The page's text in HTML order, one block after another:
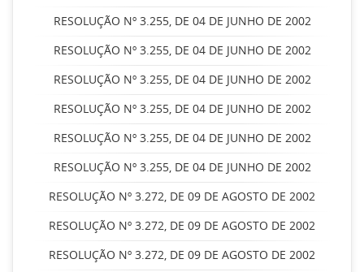
RESOLUÇÃO Nº 3.255, DE 04 DE JUNHO DE 2002
RESOLUÇÃO Nº 3.255, DE 04 DE JUNHO DE 2002
RESOLUÇÃO Nº 3.255, DE 04 DE JUNHO DE 2002
RESOLUÇÃO Nº 3.255, DE 04 DE JUNHO DE 2002
RESOLUÇÃO Nº 3.255, DE 04 DE JUNHO DE 2002
RESOLUÇÃO Nº 3.255, DE 04 DE JUNHO DE 2002
RESOLUÇÃO Nº 3.272, DE 09 DE AGOSTO DE 2002
RESOLUÇÃO Nº 3.272, DE 09 DE AGOSTO DE 2002
RESOLUÇÃO Nº 3.272, DE 09 DE AGOSTO DE 2002